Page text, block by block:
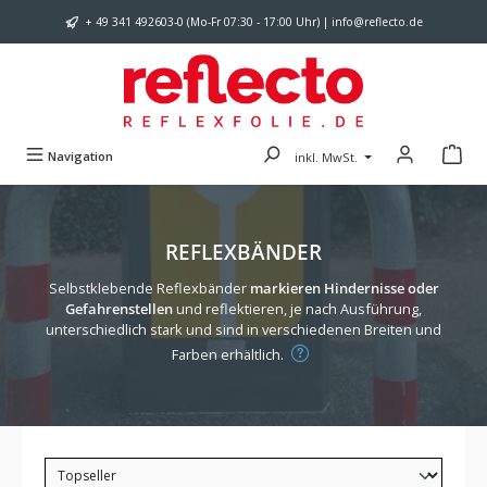
Zum Hauptinhalt springen
+ 49 341 492603-0 (Mo-Fr 07:30 - 17:00 Uhr) | info@reflecto.de
Navigation inkl. MwSt.
REFLEXBÄNDER
Selbstklebende Reflexbänder markieren Hindernisse oder
Gefahrenstellenund reflektieren, je nach Ausführung,
unterschiedlich stark und sind in verschiedenen Breiten und
Farben erhältlich.